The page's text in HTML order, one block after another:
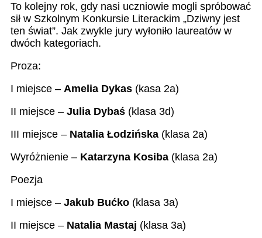
To kolejny rok, gdy nasi uczniowie mogli spróbować
sił w Szkolnym Konkursie Literackim „Dziwny jest
ten świat”. Jak zwykle jury wyłoniło laureatów w
dwóch kategoriach.
Proza:
I miejsce – Amelia Dykas (kasa 2a)
II miejsce – Julia Dybaś (klasa 3d)
III miejsce – Natalia Łodzińska (klasa 2a)
Wyróżnienie – Katarzyna Kosiba (klasa 2a)
Poezja
I miejsce – Jakub Bućko (klasa 3a)
II miejsce – Natalia Mastaj (klasa 3a)